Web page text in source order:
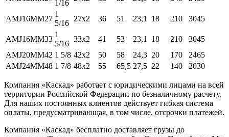
1/16
AMJ16MM27
1
5/16
27x2 36 51 23,1 18 210 3045
AMJ16MM33
1
5/16
33x2 41 53 23,1 18 210
3045
AMJ20MM42 1 5/8 42x2 50 58 24,3 20 170
2465
AMJ24MM48 1 7/8 48x2 55 65,5 27,5 22 140 2030
Компания «Каскад» работает с юридическими лицами на всей
территории Российской Федерации по безналичному расчету.
Для наших постоянных клиентов действует гибкая система
оплаты, предусматривающая, в том числе, отсрочки платежей.
Компания «Каскад» бесплатно доставляет грузы до